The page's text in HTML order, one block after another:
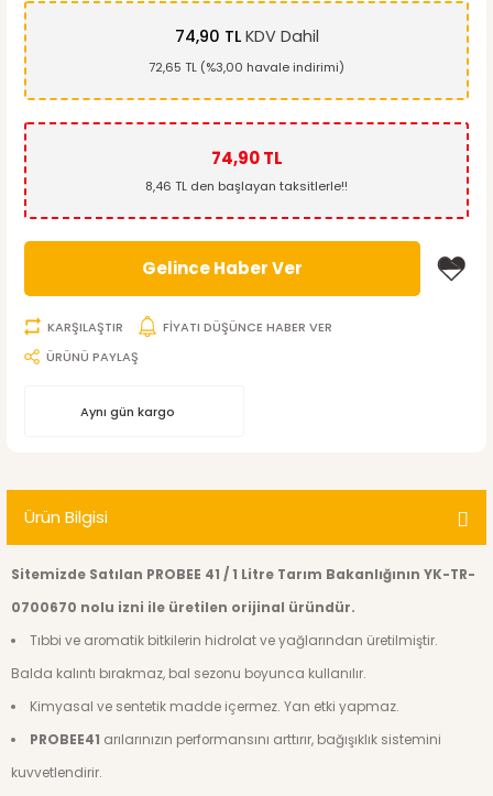
74,90 TLKDV Dahil
72,65 TL (%3,00 havale indirimi)
74,90 TL
8,46 TL den başlayan taksitlerle!!
Gelince Haber Ver
KARŞILAŞTIR
FİYATI DÜŞÜNCE HABER VER
ÜRÜNÜ PAYLAŞ
Aynı gün kargo
Ürün Bilgisi
Sitemizde Satılan PROBEE 41 / 1 Litre Tarım Bakanlığının YK-TR-
0700670 nolu izni ile üretilen orijinal üründür.
Tıbbi ve aromatik bitkilerin hidrolat ve yağlarından üretilmiştir.
Balda kalıntı bırakmaz, bal sezonu boyunca kullanılır.
Kimyasal ve sentetik madde içermez. Yan etki yapmaz.
PROBEE41 arılarınızın performansını arttırır, bağışıklık sistemini
kuvvetlendirir.